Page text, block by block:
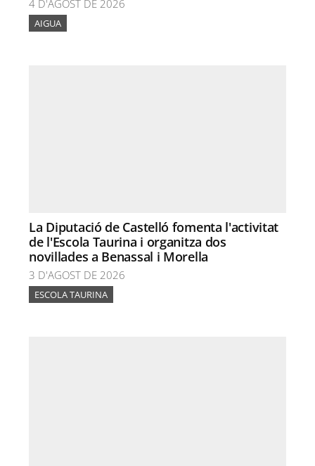
4 D'AGOST DE 2026
AIGUA
La Diputació de Castelló fomenta l'activitat
de l'Escola Taurina i organitza dos
novillades a Benassal i Morella
3 D'AGOST DE 2026
ESCOLA TAURINA